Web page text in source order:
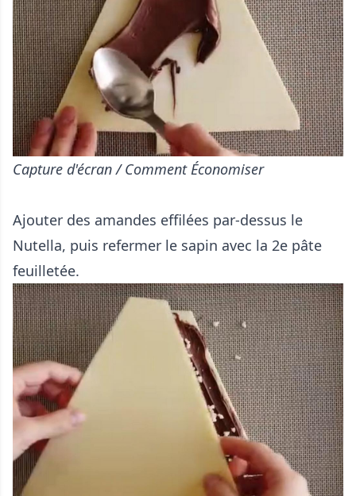
Capture d'écran / Comment Économiser
Ajouter des amandes effilées par-dessus le
Nutella, puis refermer le sapin avec la 2e pâte
feuilletée.